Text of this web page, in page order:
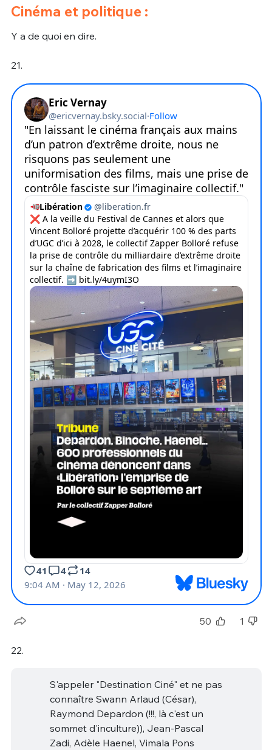
Cinéma et politique :
Y a de quoi en dire.
21.
50 1
22.
S'appeler "Destination Ciné" et ne pas
connaître Swann Arlaud (César),
Raymond Depardon (!!!, là c'est un
sommet d'inculture)), Jean-Pascal
Zadi, Adèle Haenel, Vimala Pons